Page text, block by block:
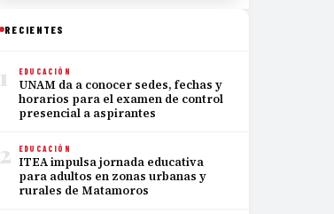
RECIENTES
1 EDUCACIÓN
UNAM da a conocer sedes, fechas y
horarios para el examen de control
presencial a aspirantes
2 EDUCACIÓN
ITEA impulsa jornada educativa
para adultos en zonas urbanas y
rurales de Matamoros